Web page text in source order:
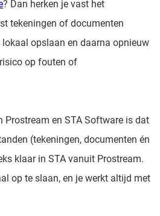
Prijzen
? Dan herken je vast het
tekeningen of documenten
opslaan en daarna opnieuw
op fouten of
Prostream en STA Software is dat
(tekeningen, documenten én
klaar in STA vanuit Prostream.
op te slaan, en je werkt altijd met